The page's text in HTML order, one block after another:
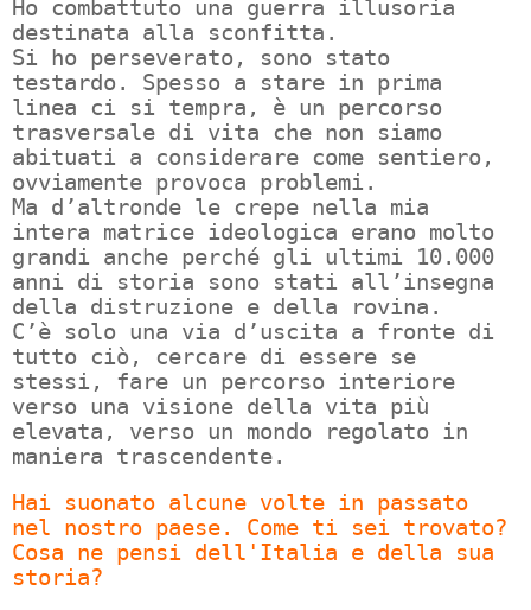
Ho combattuto una guerra illusoria
destinata alla sconfitta.
Si ho perseverato, sono stato
testardo. Spesso a stare in prima
linea ci si tempra, è un percorso
trasversale di vita che non siamo
abituati a considerare come sentiero,
ovviamente provoca problemi.
Ma d’altronde le crepe nella mia
intera matrice ideologica erano molto
grandi anche perché gli ultimi 10.000
anni di storia sono stati all’insegna
della distruzione e della rovina.
C’è solo una via d’uscita a fronte di
tutto ciò, cercare di essere se
stessi, fare un percorso interiore
verso una visione della vita più
elevata, verso un mondo regolato in
maniera trascendente.
Hai suonato alcune volte in passato
nel nostro paese. Come ti sei trovato?
Cosa ne pensi dell'Italia e della sua
storia?